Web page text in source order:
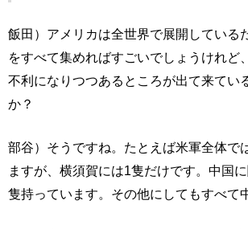
飯田）アメリカは全世界で展開している
をすべて集めればすごいでしょうけれど
不利になりつつあるところが出て来てい
か？
部谷）そうですね。たとえば米軍全体で
ますが、横須賀には1隻だけです。中国
隻持っています。その他にしてもすべて